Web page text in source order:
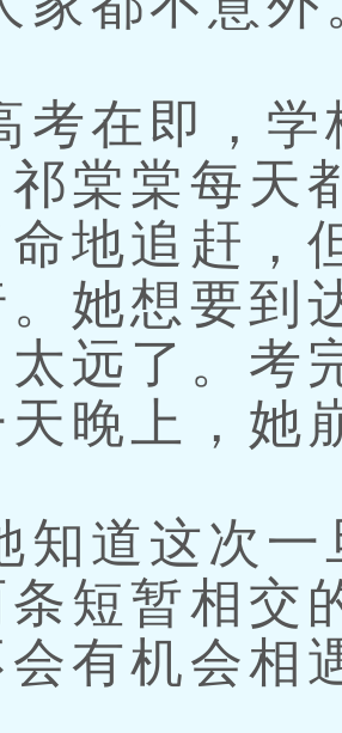
在即，学
祁棠棠每天
命地追赶，
。她想要到
太远了。考
天晚上，她
道这次一
条短暂相交
会有机会相